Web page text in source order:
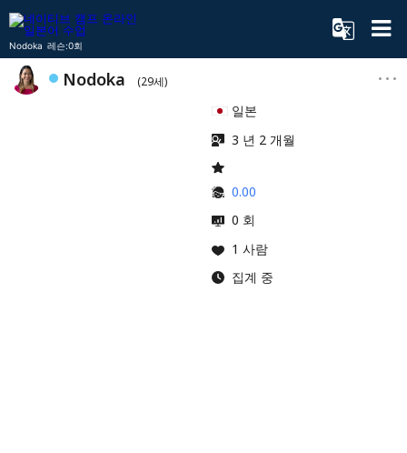
Nodoka 레슨:0회
Nodoka (29세)
일본
3 년 2 개월
0.00
0 회
1 사람
집계 중